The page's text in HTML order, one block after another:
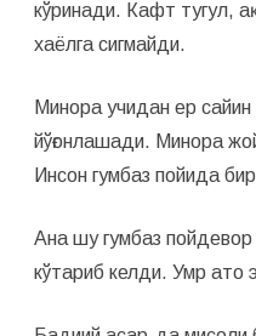
кўринади. Кафт тугул,
хаёлга сигмайди.
Минора учидан ер сайин
йўғонлашади. Минора
Инсон гумбаз пойида
Ана шу гумбаз
кўтариб келди. Умр ато